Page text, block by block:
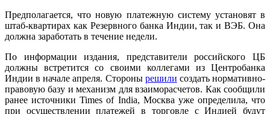
Предполагается, что новую платежную систему установят в
штаб-квартирах как Резервного банка Индии, так и ВЭБ. Она
должна заработать в течение недели.
По информации издания, представители российского ЦБ
должны встретится со своими коллегами из Центробанка
Индии в начале апреля. Стороны решили создать нормативно-
правовую базу и механизм для взаиморасчетов. Как сообщили
ранее источники Times of India, Москва уже определила, что
при осуществлении платежей в торговле с Индией будут